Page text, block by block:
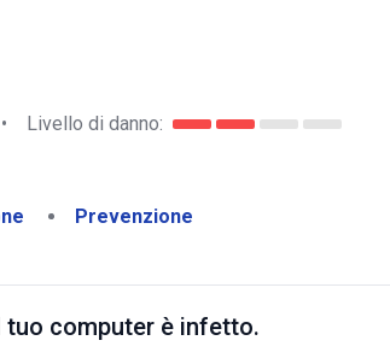
• Livello di danno:
Prevenzione
computer è infetto.